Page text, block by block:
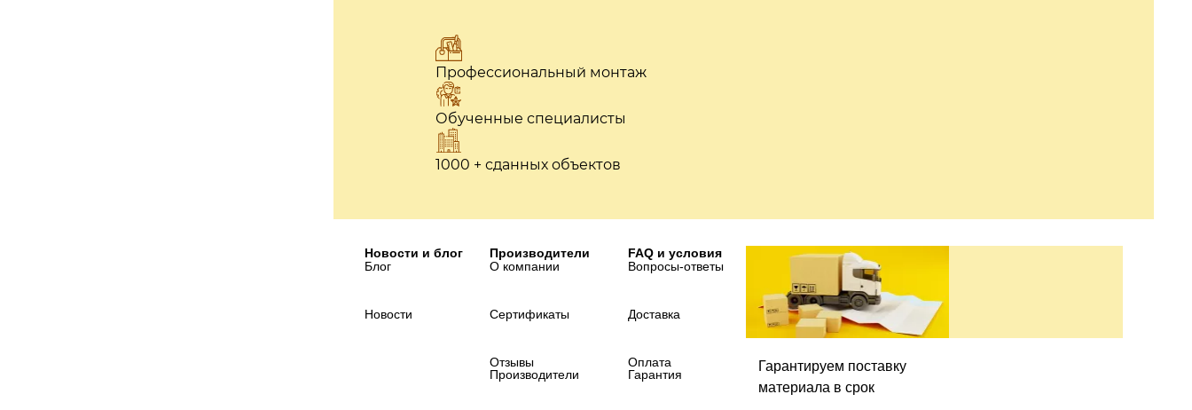
Профессиональный монтаж
Обученные специалисты
1000 + сданных объектов
Новости и блог
Блог
Новости
Производители
О компании
Сертификаты
Отзывы
Производители
FAQ и условия
Вопросы-ответы
Доставка
Оплата
Гарантия
Гарантируем поставку
материала в срок